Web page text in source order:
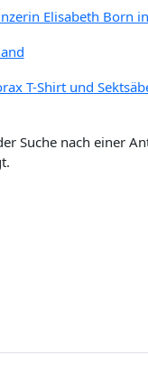
Suche nach einer